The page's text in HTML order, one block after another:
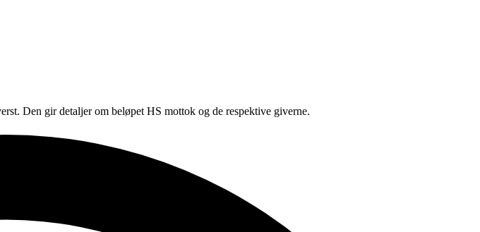
Den gir detaljer om beløpet HS mottok og de respektive giverne.